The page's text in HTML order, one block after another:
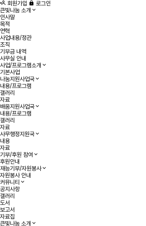
회원가입
로그인
큰빛나눔 소개
인사말
목적
연혁
사업내용/정관
조직
기부금 내역
사무실 안내
사업/프로그램소개
기본사업
나눔지원사업국
내용/프로그램
갤러리
자료
배움지원사업국
내용/프로그램
갤러리
자료
사무행정지원국
내용
자료
기부/후원 참여
후원안내
재능기부/자원봉사
자원봉사 안내
커뮤니티
공지사항
갤러리
도서
보고서
자료집
큰빛나눔 소개